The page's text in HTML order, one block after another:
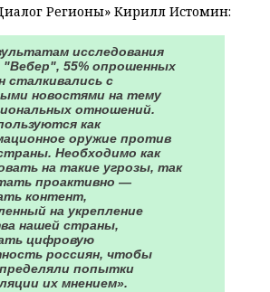
Регионы» Кирилл Истомин:
исследования
"Вебер", 55% опрошенных
сталкивались с
новостями на тему
отношений.
как
оружие против
Необходимо как
на такие угрозы, так
проактивно —
контент,
на укрепление
нашей страны,
цифровую
россиян, чтобы
попытки
их мнением».